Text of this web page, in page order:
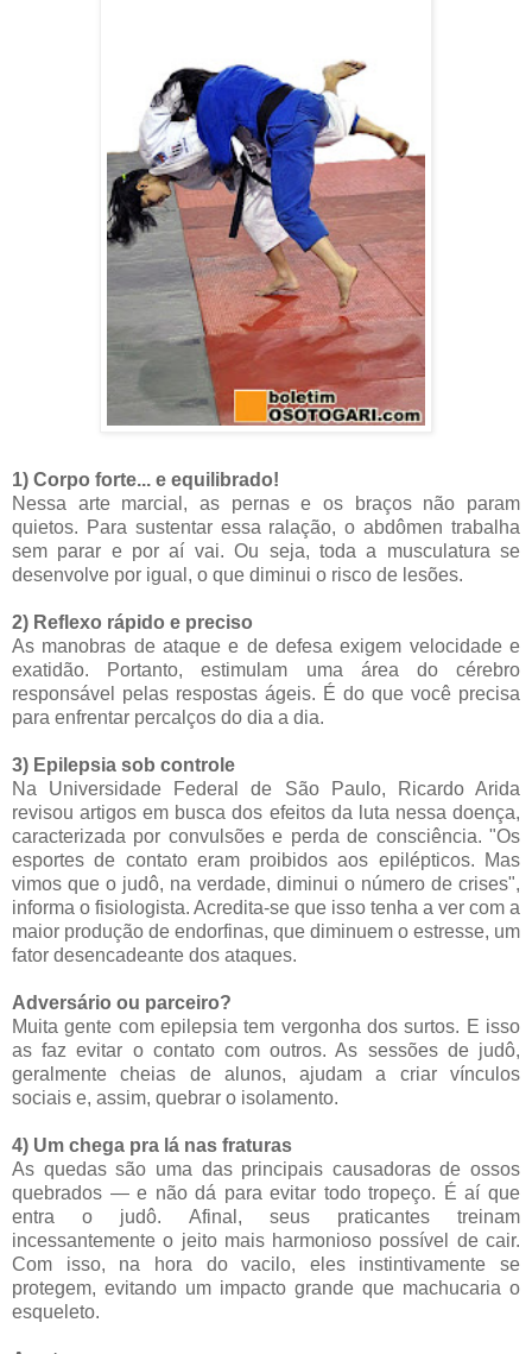
1) Corpo forte... e equilibrado!
Nessa arte marcial, as pernas e os braços não param
quietos. Para sustentar essa ralação, o abdômen trabalha
sem parar e por aí vai. Ou seja, toda a musculatura se
desenvolve por igual, o que diminui o risco de lesões.
2) Reflexo rápido e preciso
As manobras de ataque e de defesa exigem velocidade e
exatidão. Portanto, estimulam uma área do cérebro
responsável pelas respostas ágeis. É do que você precisa
para enfrentar percalços do dia a dia.
3) Epilepsia sob controle
Na Universidade Federal de São Paulo, Ricardo Arida
revisou artigos em busca dos efeitos da luta nessa doença,
caracterizada por convulsões e perda de consciência. "Os
esportes de contato eram proibidos aos epilépticos. Mas
vimos que o judô, na verdade, diminui o número de crises",
informa o fisiologista. Acredita-se que isso tenha a ver com a
maior produção de endorfinas, que diminuem o estresse, um
fator desencadeante dos ataques.
Adversário ou parceiro?
Muita gente com epilepsia tem vergonha dos surtos. E isso
as faz evitar o contato com outros. As sessões de judô,
geralmente cheias de alunos, ajudam a criar vínculos
sociais e, assim, quebrar o isolamento.
4) Um chega pra lá nas fraturas
As quedas são uma das principais causadoras de ossos
quebrados — e não dá para evitar todo tropeço. É aí que
entra o judô. Afinal, seus praticantes treinam
incessantemente o jeito mais harmonioso possível de cair.
Com isso, na hora do vacilo, eles instintivamente se
protegem, evitando um impacto grande que machucaria o
esqueleto.